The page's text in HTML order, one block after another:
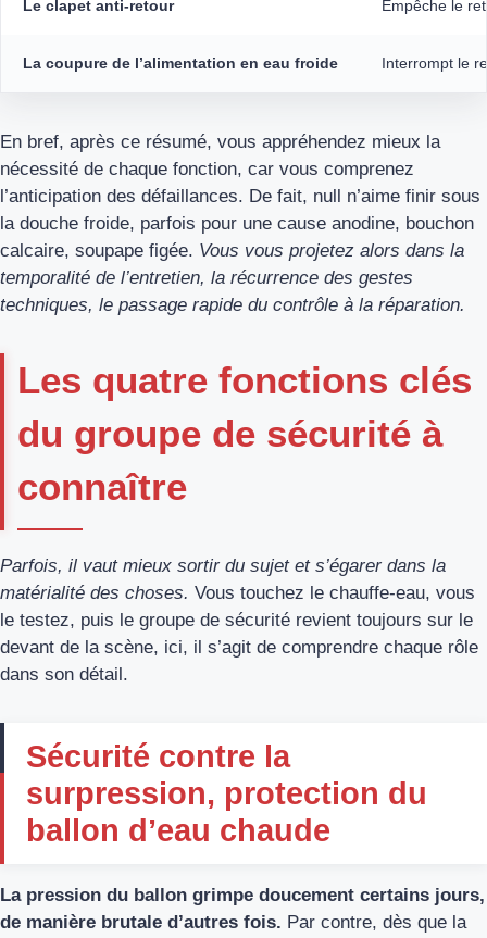
Le clapet anti-retour Empêche le
La coupure de l’alimentation en eau froide Interrompt le
En bref, après ce résumé, vous appréhendez mieux la
nécessité de chaque fonction, car vous comprenez
l’anticipation des défaillances. De fait, null n’aime finir sous
la douche froide, parfois pour une cause anodine, bouchon
calcaire, soupape figée. Vous vous projetez alors dans la
temporalité de l’entretien, la récurrence des gestes
techniques, le passage rapide du contrôle à la réparation.
Les quatre fonctions clés
du groupe de sécurité à
connaître
Parfois, il vaut mieux sortir du sujet et s’égarer dans la
matérialité des choses. Vous touchez le chauffe-eau, vous
le testez, puis le groupe de sécurité revient toujours sur le
devant de la scène, ici, il s’agit de comprendre chaque rôle
dans son détail.
Sécurité contre la
surpression, protection du
ballon d’eau chaude
La pression du ballon grimpe doucement certains jours,
de manière brutale d’autres fois. Par contre, dès que la